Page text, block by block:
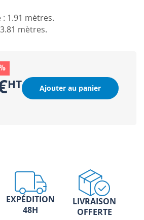
1.91 mètres.
mètres.
Ajouter au panier
EXPÉDITION
48H
LIVRAISON
OFFERTE